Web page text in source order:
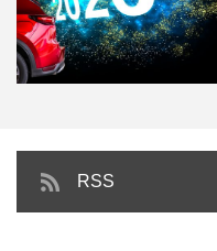
【2020年】国産車といえばトヨ
タ！現在販売している車種…
RSS